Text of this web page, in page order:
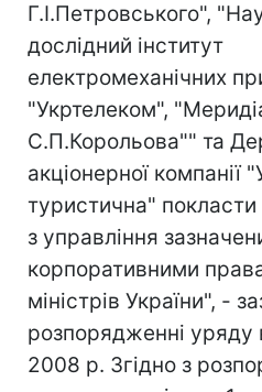
Г.І.Петровського",
дослідний інститут
електромеханічних
"Укртелеком",
С.П.Корольова"" та
акціонерної компанії
туристична"
з управління
корпоративними
міністрів України", -
розпорядженні уряду
2008 р. Згідно з